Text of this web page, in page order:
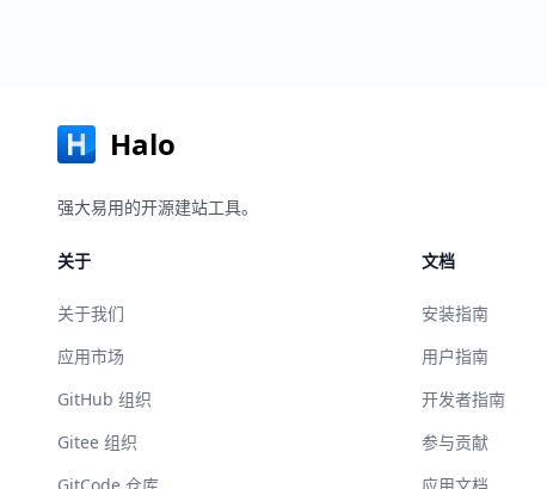
Halo
强大易用的开源建站工具。
关于
关于我们
应用市场
GitHub 组织
Gitee 组织
文档
安装指南
用户指南
开发者指南
参与贡献